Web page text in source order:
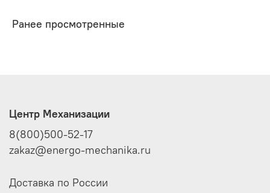
Ранее просмотренные
Центр Механизации
8(800)500-52-17
zakaz@energo-mechanika.ru
Доставка по России